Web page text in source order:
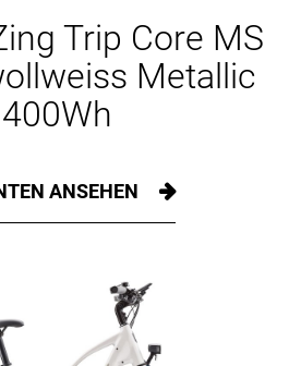
Trip Core MS
Metallic
400Wh
ANSEHEN